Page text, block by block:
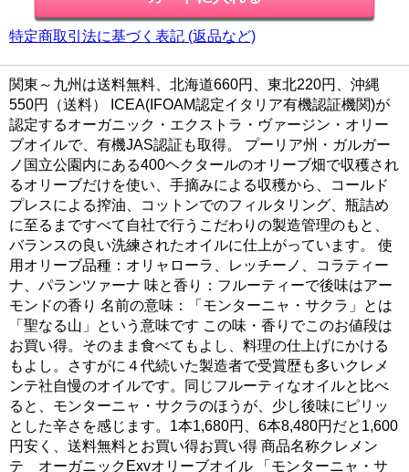
特定商取引法に基づく表記 (返品など)
関東～九州は送料無料、北海道660円、東北220円、沖縄
550円（送料） ICEA(IFOAM認定イタリア有機認証機関)が
認定するオーガニック・エクストラ・ヴァージン・オリー
ブオイルで、有機JAS認証も取得。 プーリア州・ガルガー
ノ国立公園内にある400ヘクタールのオリーブ畑で収穫され
るオリーブだけを使い、手摘みによる収穫から、コールド
プレスによる搾油、コットンでのフィルタリング、瓶詰め
に至るまですべて自社で行うこだわりの製造管理のもと、
バランスの良い洗練されたオイルに仕上がっています。 使
用オリーブ品種：オリャローラ、レッチーノ、コラティー
ナ、パランツァーナ 味と香り：フルーティーで後味はアー
モンドの香り 名前の意味：「モンターニャ・サクラ」とは
「聖なる山」という意味です この味・香りでこのお値段は
お買い得。そのまま食べてもよし、料理の仕上げにかける
もよし。さすがに４代続いた製造者で受賞歴も多いクレメ
ンテ社自慢のオイルです。同じフルーティなオイルと比べ
ると、モンターニャ・サクラのほうが、少し後味にピリッ
とした辛さを感じます。1本1,680円、6本8,480円だと1,600
円安く、送料無料とお買い得お買い得 商品名称クレメン
テ オーガニックExvオリーブオイル 「モンターニャ・サ